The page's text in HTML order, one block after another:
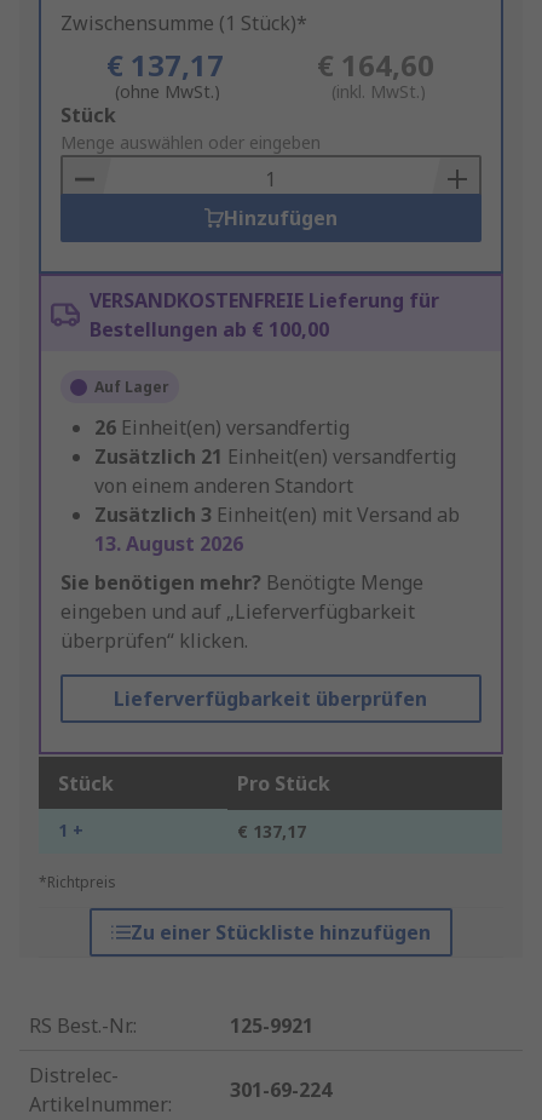
Zwischensumme (1 Stück)*
€ 137,17
(ohne MwSt.)
€ 164,60
(inkl. MwSt.)
Add
to
Basket
Stück
Menge auswählen oder eingeben
Hinzufügen
VERSANDKOSTENFREIE Lieferung für
Bestellungen ab € 100,00
Auf Lager
26 Einheit(en) versandfertig
Zusätzlich 21 Einheit(en) versandfertig
von einem anderen Standort
Zusätzlich 3 Einheit(en) mit Versand ab
13. August 2026
Sie benötigen mehr? Benötigte Menge
eingeben und auf „Lieferverfügbarkeit
überprüfen“ klicken.
Lieferverfügbarkeit überprüfen
Stück Pro Stück
1 + € 137,17
*Richtpreis
Zu einer Stückliste hinzufügen
RS Best.-Nr.:
125-9921
Distrelec-
Artikelnummer:
301-69-224